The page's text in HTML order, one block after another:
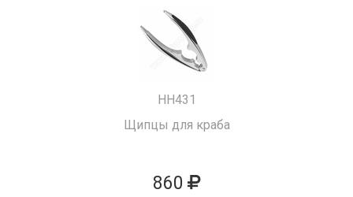
HH431
Щипцы для краба
860